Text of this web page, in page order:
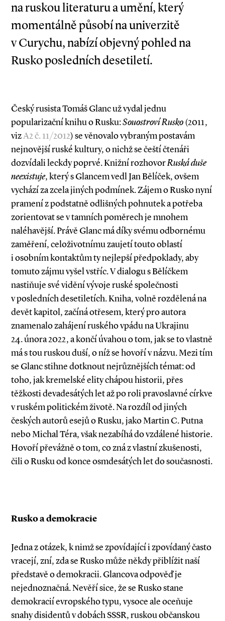
na ruskou literaturu a umění, který
momentálně působí na univerzitě
v Curychu, nabízí objevný pohled na
Rusko posledních desetiletí.
Český rusista Tomáš Glanc už vydal jednu
popularizační knihu o Rusku:Souostroví Rusko(2011,
vizA2 č. 11/2012) se věnovalo vybraným postavám
nejnovější ruské kultury, o nichž se čeští čtenáři
dozvídali leckdy poprvé. Knižní rozhovorRuská duše
neexistuje, který s Glancem vedl Jan Bělíček, ovšem
vychází za zcela jiných podmínek. Zájem o Rusko nyní
pramení z podstatně odlišných pohnutek a potřeba
zorientovat se v tamních poměrech je mnohem
naléhavější. Právě Glanc má díky svému odbornému
zaměření, celoživotnímu zaujetí touto oblastí
i osobním kontaktům ty nejlepší předpoklady, aby
tomuto zájmu vyšel vstříc. V dialogu s Bělíčkem
nastiňuje své vidění vývoje ruské společnosti
v posledních desetiletích. Kniha, volně rozdělená na
devět kapitol, začíná otřesem, který pro autora
znamenalo zahájení ruského vpádu na Ukrajinu
24. února 2022, a končí úvahou o tom, jak se to vlastně
má s tou ruskou duší, o níž se hovoří v názvu. Mezi tím
se Glanc stihne dotknout nejrůznějších témat: od
toho, jak kremelské elity chápou historii, přes
těžkosti devadesátých let až po roli pravoslavné církve
v ruském politickém životě. Na rozdíl od jiných
českých autorů esejů o Rusku, jako Martin C. Putna
nebo Michal Téra, však nezabíhá do vzdálené historie.
Hovoří převážně o tom, co zná z vlastní zkušenosti,
čili o Rusku od konce osmdesátých let do současnosti.
Rusko a demokracie
Jedna z otázek, k nimž se zpovídající i zpovídaný často
vracejí, zní, zda se Rusko může někdy přiblížit naší
představě o demokracii. Glancova odpověď je
nejednoznačná. Nevěří sice, že se Rusko stane
demokracií evropského typu, vysoce ale oceňuje
snahy disidentů v dobách SSSR, ruskou občanskou